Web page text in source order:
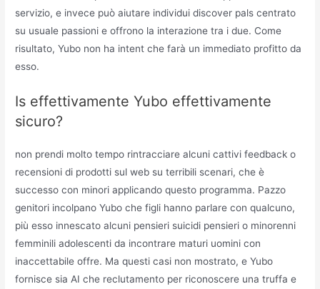
servizio, e invece può aiutare individui discover pals centrato
su usuale passioni e offrono la interazione tra i due. Come
risultato, Yubo non ha intent che farà un immediato profitto da
esso.
Is effettivamente Yubo effettivamente
sicuro?
non prendi molto tempo rintracciare alcuni cattivi feedback o
recensioni di prodotti sul web su terribili scenari, che è
successo con minori applicando questo programma. Pazzo
genitori incolpano Yubo che figli hanno parlare con qualcuno,
più esso innescato alcuni pensieri suicidi pensieri o minorenni
femminili adolescenti da incontrare maturi uomini con
inaccettabile offre. Ma questi casi non mostrato, e Yubo
fornisce sia AI che reclutamento per riconoscere una truffa e